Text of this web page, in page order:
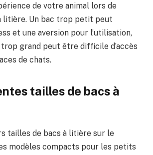
de votre animal lors de
litière. Un bac trop petit peut
et une aversion pour l’utilisation,
trop grand peut être difficile d’accès
de chats.
tailles de bacs à
tailles de bacs à litière sur le
modèles compacts pour les petits